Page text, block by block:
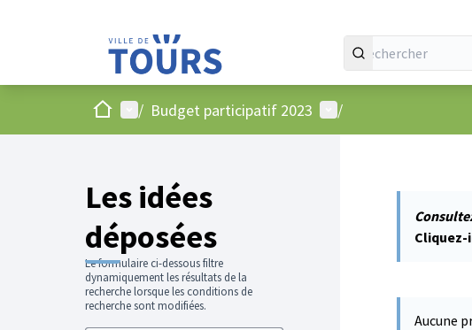
AccueilMenu principal
/ Budget participatif 2023 Menu utilisateur
/
Les idées
déposées
Le formulaire ci-dessous filtre
dynamiquement les résultats de la
recherche lorsque les conditions de
recherche sont modifiées.
Aucune